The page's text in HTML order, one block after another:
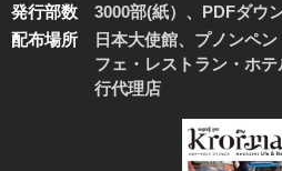
発行部数
3000部(紙）、PDFダウ
配布場所
日本大使館、プノンペ
フェ・レストラン・ホ
行代理店